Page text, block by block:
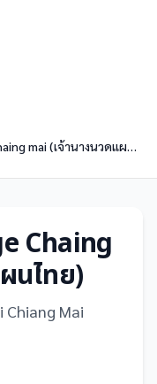
Jaonang massage Chaing mai (เจ้านางนวดแผนไทย)
Chaing
นไทย)
Chiang Mai